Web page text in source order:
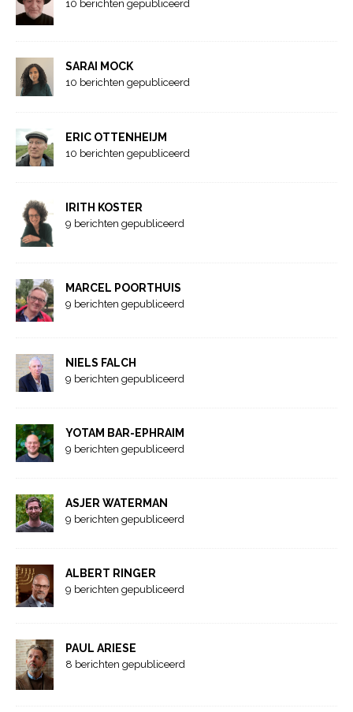
10 berichten gepubliceerd
SARAI MOCK
10 berichten gepubliceerd
ERIC OTTENHEIJM
10 berichten gepubliceerd
IRITH KOSTER
9 berichten gepubliceerd
MARCEL POORTHUIS
9 berichten gepubliceerd
NIELS FALCH
9 berichten gepubliceerd
YOTAM BAR-EPHRAIM
9 berichten gepubliceerd
ASJER WATERMAN
9 berichten gepubliceerd
ALBERT RINGER
9 berichten gepubliceerd
PAUL ARIESE
8 berichten gepubliceerd